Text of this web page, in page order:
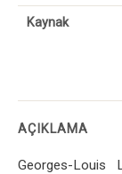
Kaynak
AÇIKLAMA
Georges-